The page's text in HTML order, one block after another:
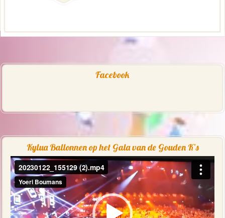
Facebook
Kylua Ballonnen op het Gala van de Gouden K’s
Videospeler